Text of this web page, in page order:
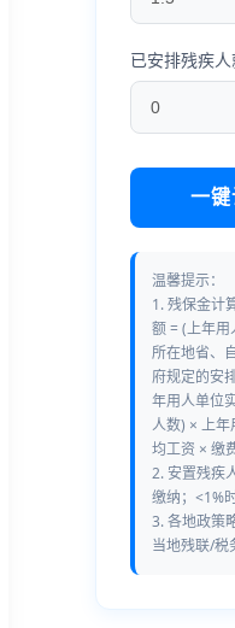
已安排残疾人
一
温馨提示：
1. 残保金计
额 = (上年
所在地省、
府规定的安
年用人单位
人数) × 上
均工资 × 缴
2. 安置残疾
缴纳；<1%
3. 各地政策
当地残联/税